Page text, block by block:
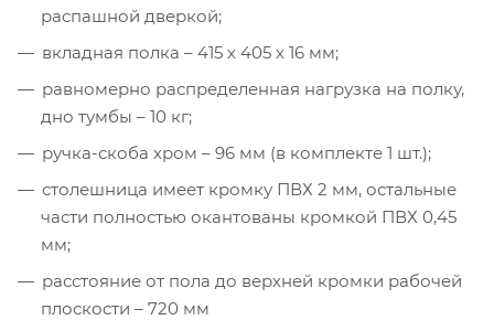
распашной дверкой;
вкладная полка – 415 х 405 х 16 мм;
равномерно распределенная нагрузка на полку,
дно тумбы – 10 кг;
ручка-скоба хром – 96 мм (в комплекте 1 шт.);
столешница имеет кромку ПВХ 2 мм, остальные
части полностью окантованы кромкой ПВХ 0,45
мм;
расстояние от пола до верхней кромки рабочей
плоскости – 720 мм